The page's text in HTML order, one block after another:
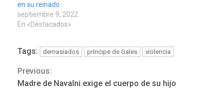
en su reinado
septiembre 9, 2022
En «Destacados»
Tags: demasiados príncipe de Gales violencia
Continue
Previous:
Madre de Navalni exige el cuerpo de su hijo